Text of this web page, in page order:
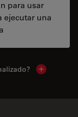
para usar
ejecutar una
Show local